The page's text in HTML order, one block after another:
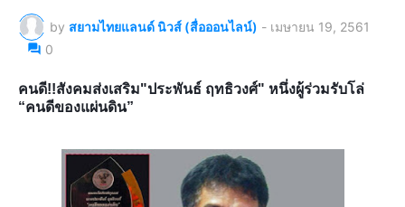
by สยามไทยแลนด์ นิวส์ (สื่อออนไลน์) - เมษายน 19, 2561
0
คนดี!!สังคมส่งเสริม"ประพันธ์ ฤทธิวงศ์" หนึ่งผู้ร่วมรับโล่
“คนดีของแผ่นดิน”